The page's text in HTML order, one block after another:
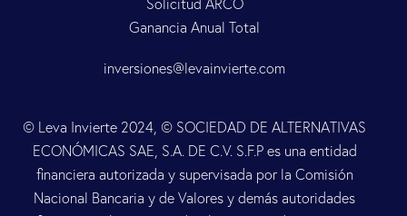
Ganancia Anual Total
inversiones@levainvierte.com
© Leva Invierte 2024, © SOCIEDAD DE ALTERNATIVAS
ECONÓMICAS SAE, S.A. DE C.V. S.F.P es una entidad
financiera autorizada y supervisada por la Comisión
Nacional Bancaria y de Valores y demás autoridades